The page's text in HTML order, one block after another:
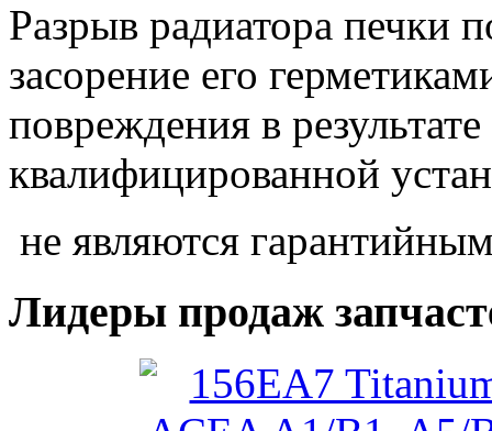
Разрыв радиатора печки
засорение его
повреждения в
квалифицированной
не являются
Лидеры продаж